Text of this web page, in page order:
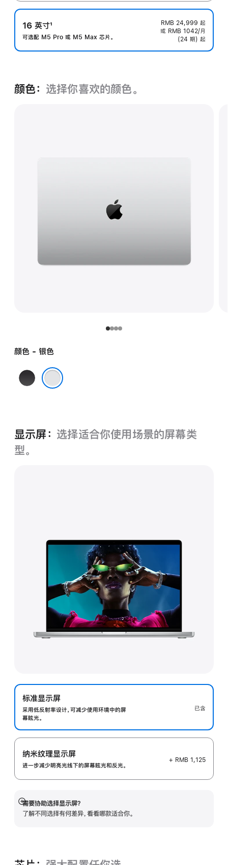
16 英寸
脚
注
1
可选配 M5 Pro 或 M5 Max 芯片。
RMB 24,999 起
或 RMB 1042/月
(24 期) 起
颜色： 选择你喜欢的颜色。
颜色 - 银色
深
空
显示屏： 选择适合你使用场景的屏幕类
型。
标准显示屏
采用低反射率设计，可减少使用环境中的屏
幕眩光。
已含
纳米纹理显示屏
进一步减少明亮光线下的屏幕眩光和反光。
+ RMB 1,125
需要协助选择显示屏？
了解不同选择有何差异，看看哪款适合你。
展
开